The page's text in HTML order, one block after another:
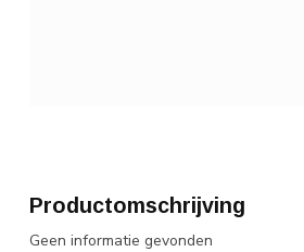
Productomschrijving
Geen informatie gevonden